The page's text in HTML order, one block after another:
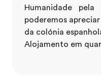
Humanidade pela
poderemos
da colónia
Alojamento em